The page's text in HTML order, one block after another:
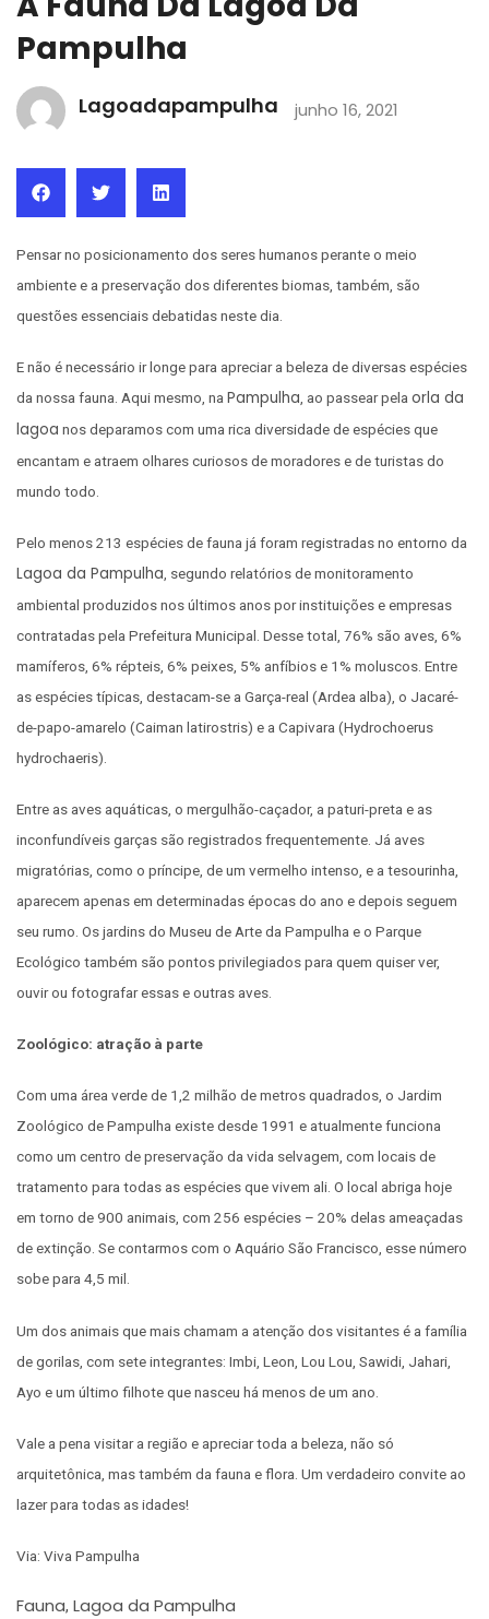
Pampulha
Lagoadapampulha junho 16, 2021
Pensar no posicionamento dos seres humanos perante o meio
ambiente e a preservação dos diferentes biomas, também, são
questões essenciais debatidas neste dia.
E não é necessário ir longe para apreciar a beleza de diversas espécies
da nossa fauna. Aqui mesmo, na Pampulha , ao passear pela orla da
lagoa nos deparamos com uma rica diversidade de espécies que
encantam e atraem olhares curiosos de moradores e de turistas do
mundo todo.
Pelo menos 213 espécies de fauna já foram registradas no entorno da
Lagoa da Pampulha , segundo relatórios de monitoramento
ambiental produzidos nos últimos anos por instituições e empresas
contratadas pela Prefeitura Municipal. Desse total, 76% são aves, 6%
mamíferos, 6% répteis, 6% peixes, 5% anfíbios e 1% moluscos. Entre
as espécies típicas, destacam-se a Garça-real (Ardea alba), o Jacaré-
de-papo-amarelo (Caiman latirostris) e a Capivara (Hydrochoerus
hydrochaeris).
Entre as aves aquáticas, o mergulhão-caçador, a paturi-preta e as
inconfundíveis garças são registrados frequentemente. Já aves
migratórias, como o príncipe, de um vermelho intenso, e a tesourinha,
aparecem apenas em determinadas épocas do ano e depois seguem
seu rumo. Os jardins do Museu de Arte da Pampulha e o Parque
Ecológico também são pontos privilegiados para quem quiser ver,
ouvir ou fotografar essas e outras aves.
Zoológico: atração à parte
Com uma área verde de 1,2 milhão de metros quadrados, o Jardim
Zoológico de Pampulha existe desde 1991 e atualmente funciona
como um centro de preservação da vida selvagem, com locais de
tratamento para todas as espécies que vivem ali. O local abriga hoje
em torno de 900 animais, com 256 espécies – 20% delas ameaçadas
de extinção. Se contarmos com o Aquário São Francisco, esse número
sobe para 4,5 mil.
Um dos animais que mais chamam a atenção dos visitantes é a família
de gorilas, com sete integrantes: Imbi, Leon, Lou Lou, Sawidi, Jahari,
Ayo e um último filhote que nasceu há menos de um ano.
Vale a pena visitar a região e apreciar toda a beleza, não só
arquitetônica, mas também da fauna e flora. Um verdadeiro convite ao
lazer para todas as idades!
Via: Viva Pampulha
Fauna, Lagoa da Pampulha